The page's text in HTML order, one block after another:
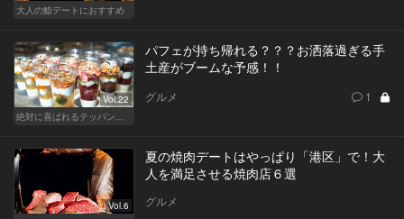
大人の鮨デートにおすすめ
Vol.22
パフェが持ち帰れる？？？お洒落過ぎる手
土産がブームな予感！！
グルメ 1
Vol.6
夏の焼肉デートはやっぱり「港区」で！大
人を満足させる焼肉店６選
グルメ